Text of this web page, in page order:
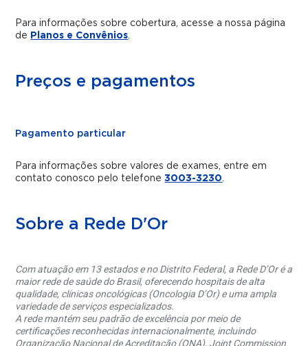
Para informações sobre cobertura, acesse a nossa página
de Planos e Convênios.
Preços e pagamentos
Pagamento particular
Para informações sobre valores de exames, entre em
contato conosco pelo telefone3003-3230.
Sobre a Rede D'Or
Com atuação em 13 estados e no Distrito Federal, a Rede D’Or é a
maior rede de saúde do Brasil, oferecendo hospitais de alta
qualidade, clínicas oncológicas (Oncologia D’Or) e uma ampla
variedade de serviços especializados.
A rede mantém seu padrão de excelência por meio de
certificações reconhecidas internacionalmente, incluindo
Organização Nacional de Acreditação (ONA), Joint Commission